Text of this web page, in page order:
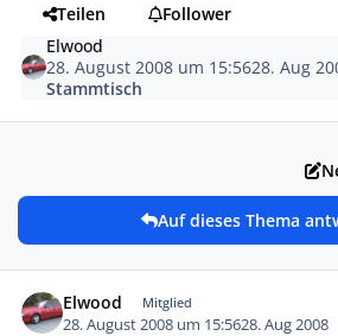
Teilen
Follower
Elwood
28. August 2008 um 15:5628. Aug
Stammtisch
Auf dieses Thema
Elwood Mitglied
28. August 2008 um 15:5628. Aug 2008